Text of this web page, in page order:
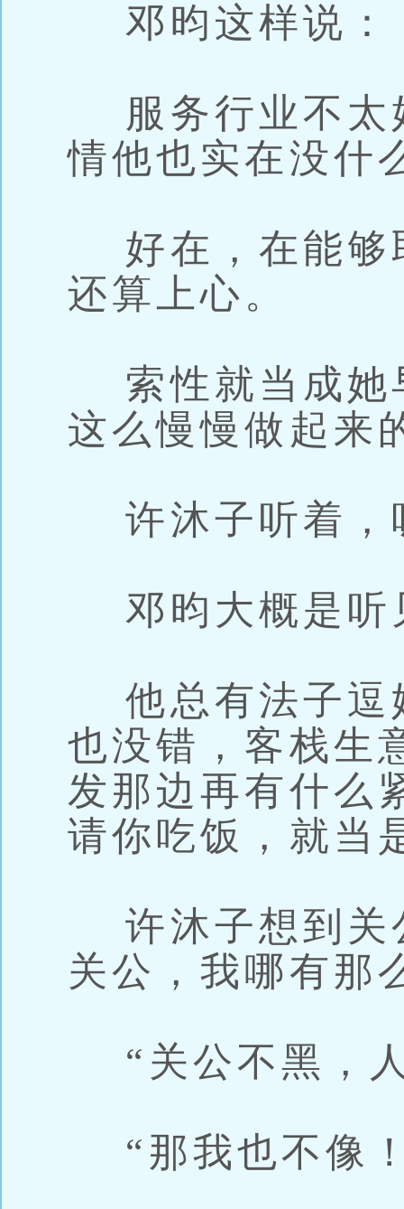
邓昀这样说：
服务行业不太
情他也实在没什
好在，在能够
还算上心。
索性就当成她
这么慢慢做起来
许沐子听着，
邓昀大概是听
他总有法子逗
也没错，客栈生
发那边再有什么
请你吃饭，就当
许沐子想到关
关公，我哪有那
“关公不黑，
“那我也不像